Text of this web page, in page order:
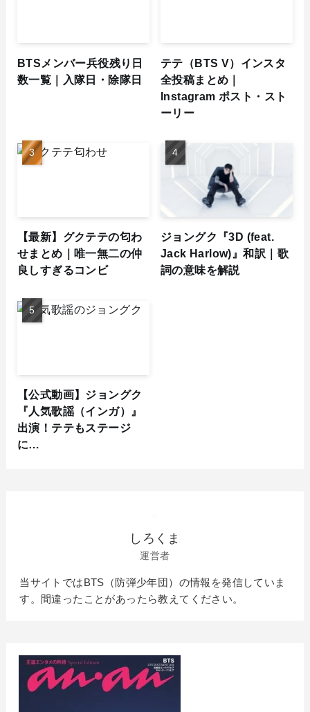
BTSメンバー兵役残り日
数一覧｜入隊日・除隊日
テテ（BTS V）インスタ
全投稿まとめ｜
Instagram ポスト・スト
ーリー
【最新】グクテテの匂わ
せまとめ｜唯一無二の仲
良しすぎるコンビ
ジョングク『3D (feat.
Jack Harlow)』和訳｜歌
詞の意味を解説
【公式動画】ジョングク
『人気歌謡（インガ）』
出演！テテもステージ
に…
しろくま
運営者
当サイトではBTS（防弾少年団）の情報を発信していま
す。間違ったことがあったら教えてください。